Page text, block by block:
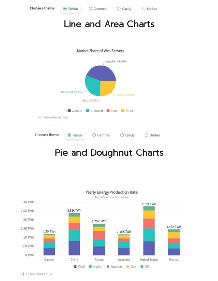
Line and Area Charts
Pie and Doughnut Charts